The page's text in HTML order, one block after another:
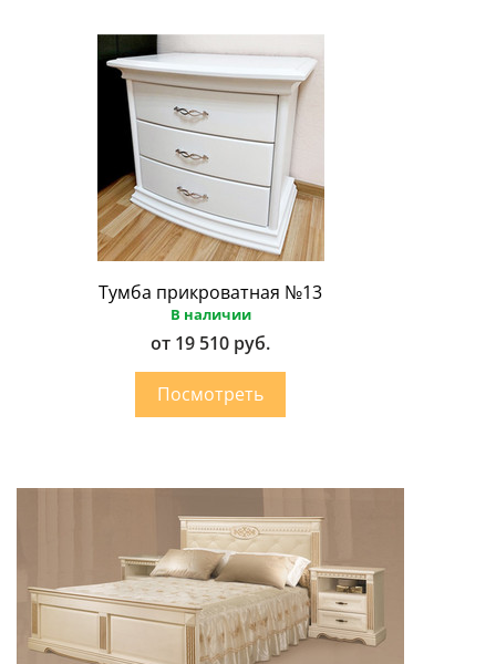
Тумба прикроватная №13
В наличии
от 19 510 руб.